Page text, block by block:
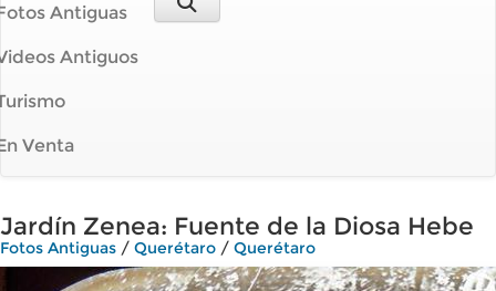
Antiguas
Antiguos
Venta
Jardín Zenea: Fuente de la Diosa Hebe
Fotos Antiguas / Querétaro / Querétaro